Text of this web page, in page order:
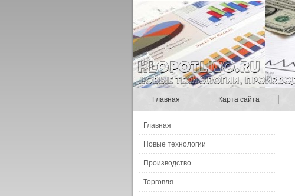
Главная Карта сайта
Главная
Новые технологии
Производство
Торговля